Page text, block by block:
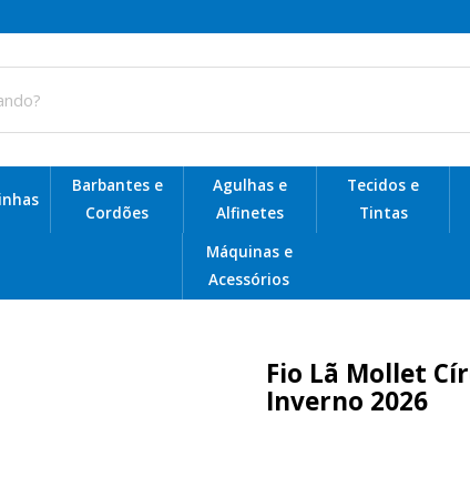
Barbantes e
Cordões
Agulhas e
Alfinetes
Tecidos e
Tintas
Máquinas e
Acessórios
Fio Lã Mollet
Inverno 2026